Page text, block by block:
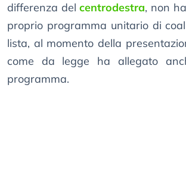
differenza delcentrodestra, non
proprio programma unitario di
lista, al momento della
come da legge ha allegato
programma.